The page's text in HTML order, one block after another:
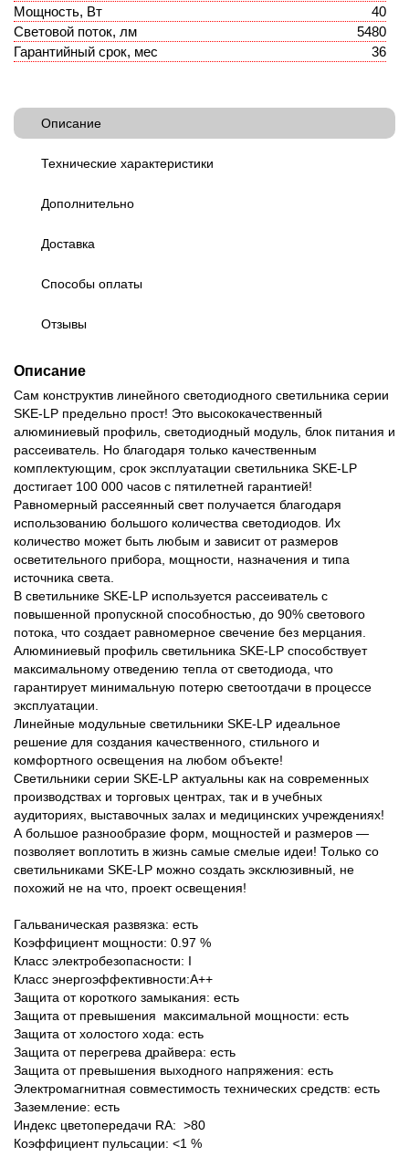
Мощность, Вт
40
Световой поток, лм
5480
Гарантийный срок, мес
36
Описание
Технические характеристики
Дополнительно
Доставка
Способы оплаты
Отзывы
Описание
Сам конструктив линейного светодиодного светильника серии
SKE-LP предельно прост! Это высококачественный
алюминиевый профиль, светодиодный модуль, блок питания и
рассеиватель. Но благодаря только качественным
комплектующим, срок эксплуатации светильника SKE-LP
достигает 100 000 часов с пятилетней гарантией!
Равномерный рассеянный свет получается благодаря
использованию большого количества светодиодов. Их
количество может быть любым и зависит от размеров
осветительного прибора, мощности, назначения и типа
источника света.
В светильнике SKE-LP используется рассеиватель с
повышенной пропускной способностью, до 90% светового
потока, что создает равномерное свечение без мерцания.
Алюминиевый профиль светильника SKE-LP способствует
максимальному отведению тепла от светодиода, что
гарантирует минимальную потерю светоотдачи в процессе
эксплуатации.
Линейные модульные светильники SKE-LP идеальное
решение для создания качественного, стильного и
комфортного освещения на любом объекте!
Светильники серии SKE-LP актуальны как на современных
производствах и торговых центрах, так и в учебных
аудиториях, выставочных залах и медицинских учреждениях!
А большое разнообразие форм, мощностей и размеров —
позволяет воплотить в жизнь самые смелые идеи! Только со
светильниками SKE-LP можно создать эксклюзивный, не
похожий не на что, проект освещения!
Гальваническая развязка: есть
Коэффициент мощности: 0.97 %
Класс электробезопасности: I
Класс энергоэффективности:А++
Защита от короткого замыкания: есть
Защита от превышения максимальной мощности: есть
Защита от холостого хода: есть
Защита от перегрева драйвера: есть
Защита от превышения выходного напряжения: есть
Электромагнитная совместимость технических средств: есть
Заземление: есть
Индекс цветопередачи RA: >80
Коэффициент пульсации: <1 %